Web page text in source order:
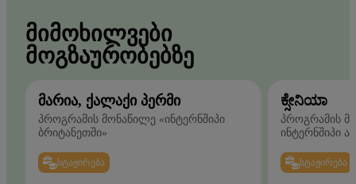
ᲛᲘᲛᲝᲮᲘᲚᲕᲔᲑᲘ
ᲛᲝᲒᲖᲐᲣᲠᲝᲑᲔᲑᲖᲔ
ᲛᲐᲠᲘᲐ, ᲥᲐᲚᲐᲥᲘ ᲞᲔᲠᲛᲘ
პროგრამის მონაწილე «ინტერნშიპი
ბრიტანეთში»
ᲡᲢᲐᲟᲘᲠᲔᲑᲐ
ಕ್ಸೇನಿಯಾ
პროგრამის
ინტერნშიპი
ᲡᲢᲐᲟᲘᲠᲔᲑᲐ